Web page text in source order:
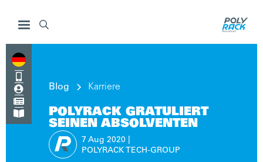




Blog Karriere
POLYRACK GRATULIERT
SEINEN ABSOLVENTEN
7 Aug 2020
POLYRACK TECH-GROUP